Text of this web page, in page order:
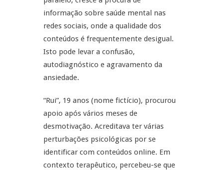
informação sobre saúde mental nas
redes sociais, onde a qualidade dos
conteúdos é frequentemente desigual.
Isto pode levar a confusão,
autodiagnóstico e agravamento da
ansiedade.
“Rui”, 19 anos (nome fictício), procurou
apoio após vários meses de
desmotivação. Acreditava ter várias
perturbações psicológicas por se
identificar com conteúdos online. Em
contexto terapêutico, percebeu-se que